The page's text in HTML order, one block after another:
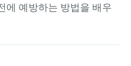
에 예방하는 방법을 배우